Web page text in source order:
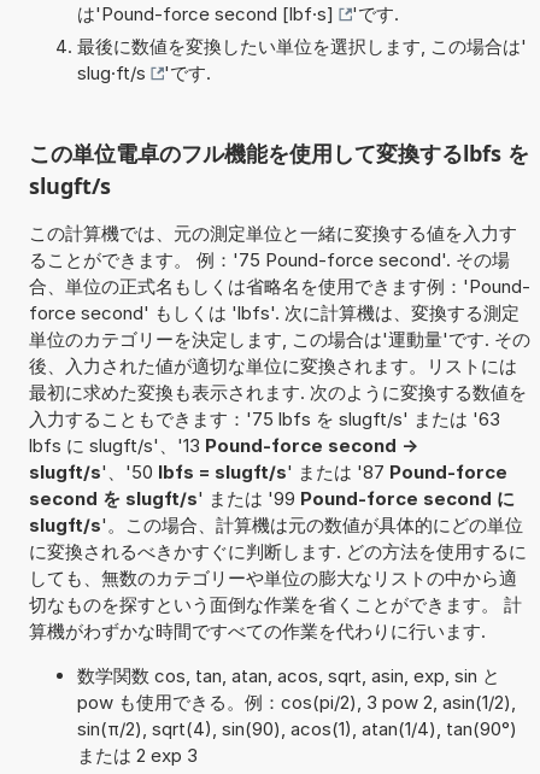
は'Pound-force second [lbf·s]
'です.
最後に数値を変換したい単位を選択します, この場合は'
slug·ft/s
'です.
この単位電卓のフル機能を使用して変換するlbfs を
slugft/s
この計算機では、元の測定単位と一緒に変換する値を入力す
ることができます。 例：'75 Pound-force second'. その場
合、単位の正式名もしくは省略名を使用できます例：'Pound-
force second' もしくは 'lbfs'. 次に計算機は、変換する測定
単位のカテゴリーを決定します, この場合は'運動量'です. その
後、入力された値が適切な単位に変換されます。リストには
最初に求めた変換も表示されます. 次のように変換する数値を
入力することもできます：'75 lbfs を slugft/s' または '63
lbfs に slugft/s'、'13 Pound-force second ->
slugft/s'、'50 lbfs = slugft/s' または '87 Pound-force
second を slugft/s' または '99 Pound-force second に
slugft/s'。この場合、計算機は元の数値が具体的にどの単位
に変換されるべきかすぐに判断します. どの方法を使用するに
しても、無数のカテゴリーや単位の膨大なリストの中から適
切なものを探すという面倒な作業を省くことができます。 計
算機がわずかな時間ですべての作業を代わりに行います.
数学関数 cos, tan, atan, acos, sqrt, asin, exp, sin と
pow も使用できる。例：cos(pi/2), 3 pow 2, asin(1/2),
sin(π/2), sqrt(4), sin(90), acos(1), atan(1/4), tan(90°)
または 2 exp 3